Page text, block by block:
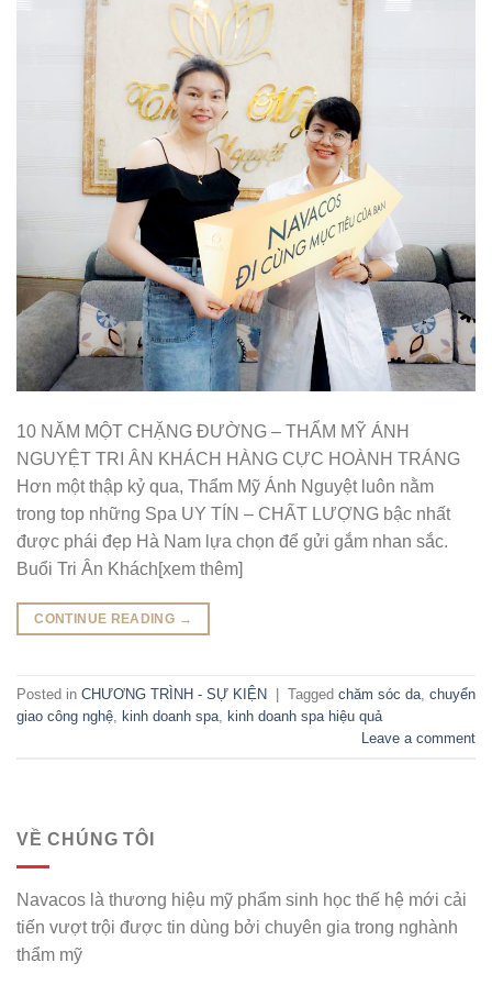
10 NĂM MỘT CHẶNG ĐƯỜNG – THẨM MỸ ÁNH
NGUYỆT TRI ÂN KHÁCH HÀNG CỰC HOÀNH TRÁNG
Hơn một thập kỷ qua, Thẩm Mỹ Ánh Nguyệt luôn nằm
trong top những Spa UY TÍN – CHẤT LƯỢNG bậc nhất
được phái đẹp Hà Nam lựa chọn để gửi gắm nhan sắc.
Buổi Tri Ân Khách[xem thêm]
CONTINUE READING →
Posted in CHƯƠNG TRÌNH - SỰ KIỆN | Tagged chăm sóc da chuyển
giao công nghệ kinh doanh spa kinh doanh spa hiệu quả
Leave a comment
VỀ CHÚNG TÔI
Navacos là thương hiệu mỹ phẩm sinh học thế hệ mới cải
tiến vượt trội được tin dùng bởi chuyên gia trong nghành
thẩm mỹ